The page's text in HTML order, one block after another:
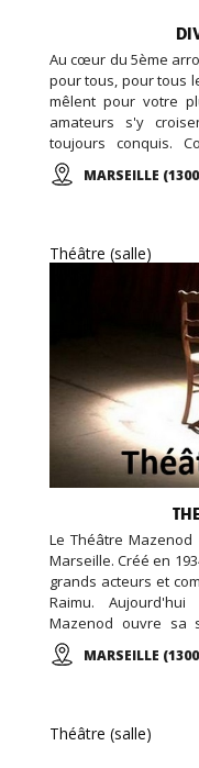
Au cœur du 5ème
pour tous, pour tous
mêlent pour votre
amateurs s'y
toujours conquis.
l'année, pour enfants,
MARSEILLE
Théâtre (salle)
Le Théâtre
Marseille. Créé en
grands acteurs et
Raimu.
Mazenod ouvre sa
Opérettes,
conférences, ... et
MARSEILLE
Théâtre (salle)